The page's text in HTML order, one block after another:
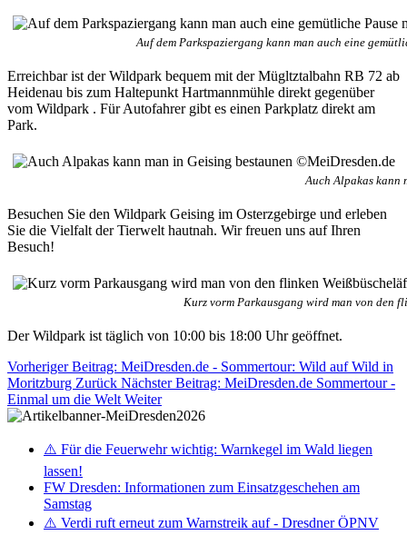
Auf dem Parkspaziergang kann man auch eine
Erreichbar ist der Wildpark bequem mit der Mügltztalbahn RB 72 ab
Heidenau bis zum Haltepunkt Hartmannmühle direkt gegenüber
vom Wildpark . Für Autofahrer gibt es einen Parkplatz direkt am
Park.
Auch Alpakas kann
Besuchen Sie den Wildpark Geising im Osterzgebirge und erleben
Sie die Vielfalt der Tierwelt hautnah. Wir freuen uns auf Ihren
Besuch!
Kurz vorm Parkausgang wird man von den
Der Wildpark ist täglich von 10:00 bis 18:00 Uhr geöffnet.
Vorheriger Beitrag: MeiDresden.de - Sommertour: Wild auf Wild in
Moritzburg Zurück Nächster Beitrag: MeiDresden.de Sommertour -
Einmal um die Welt Weiter
⚠️ Für die Feuerwehr wichtig: Warnkegel im Wald liegen
lassen!
FW Dresden: Informationen zum Einsatzgeschehen am
Samstag
⚠️ Verdi ruft erneut zum Warnstreik auf - Dresdner ÖPNV